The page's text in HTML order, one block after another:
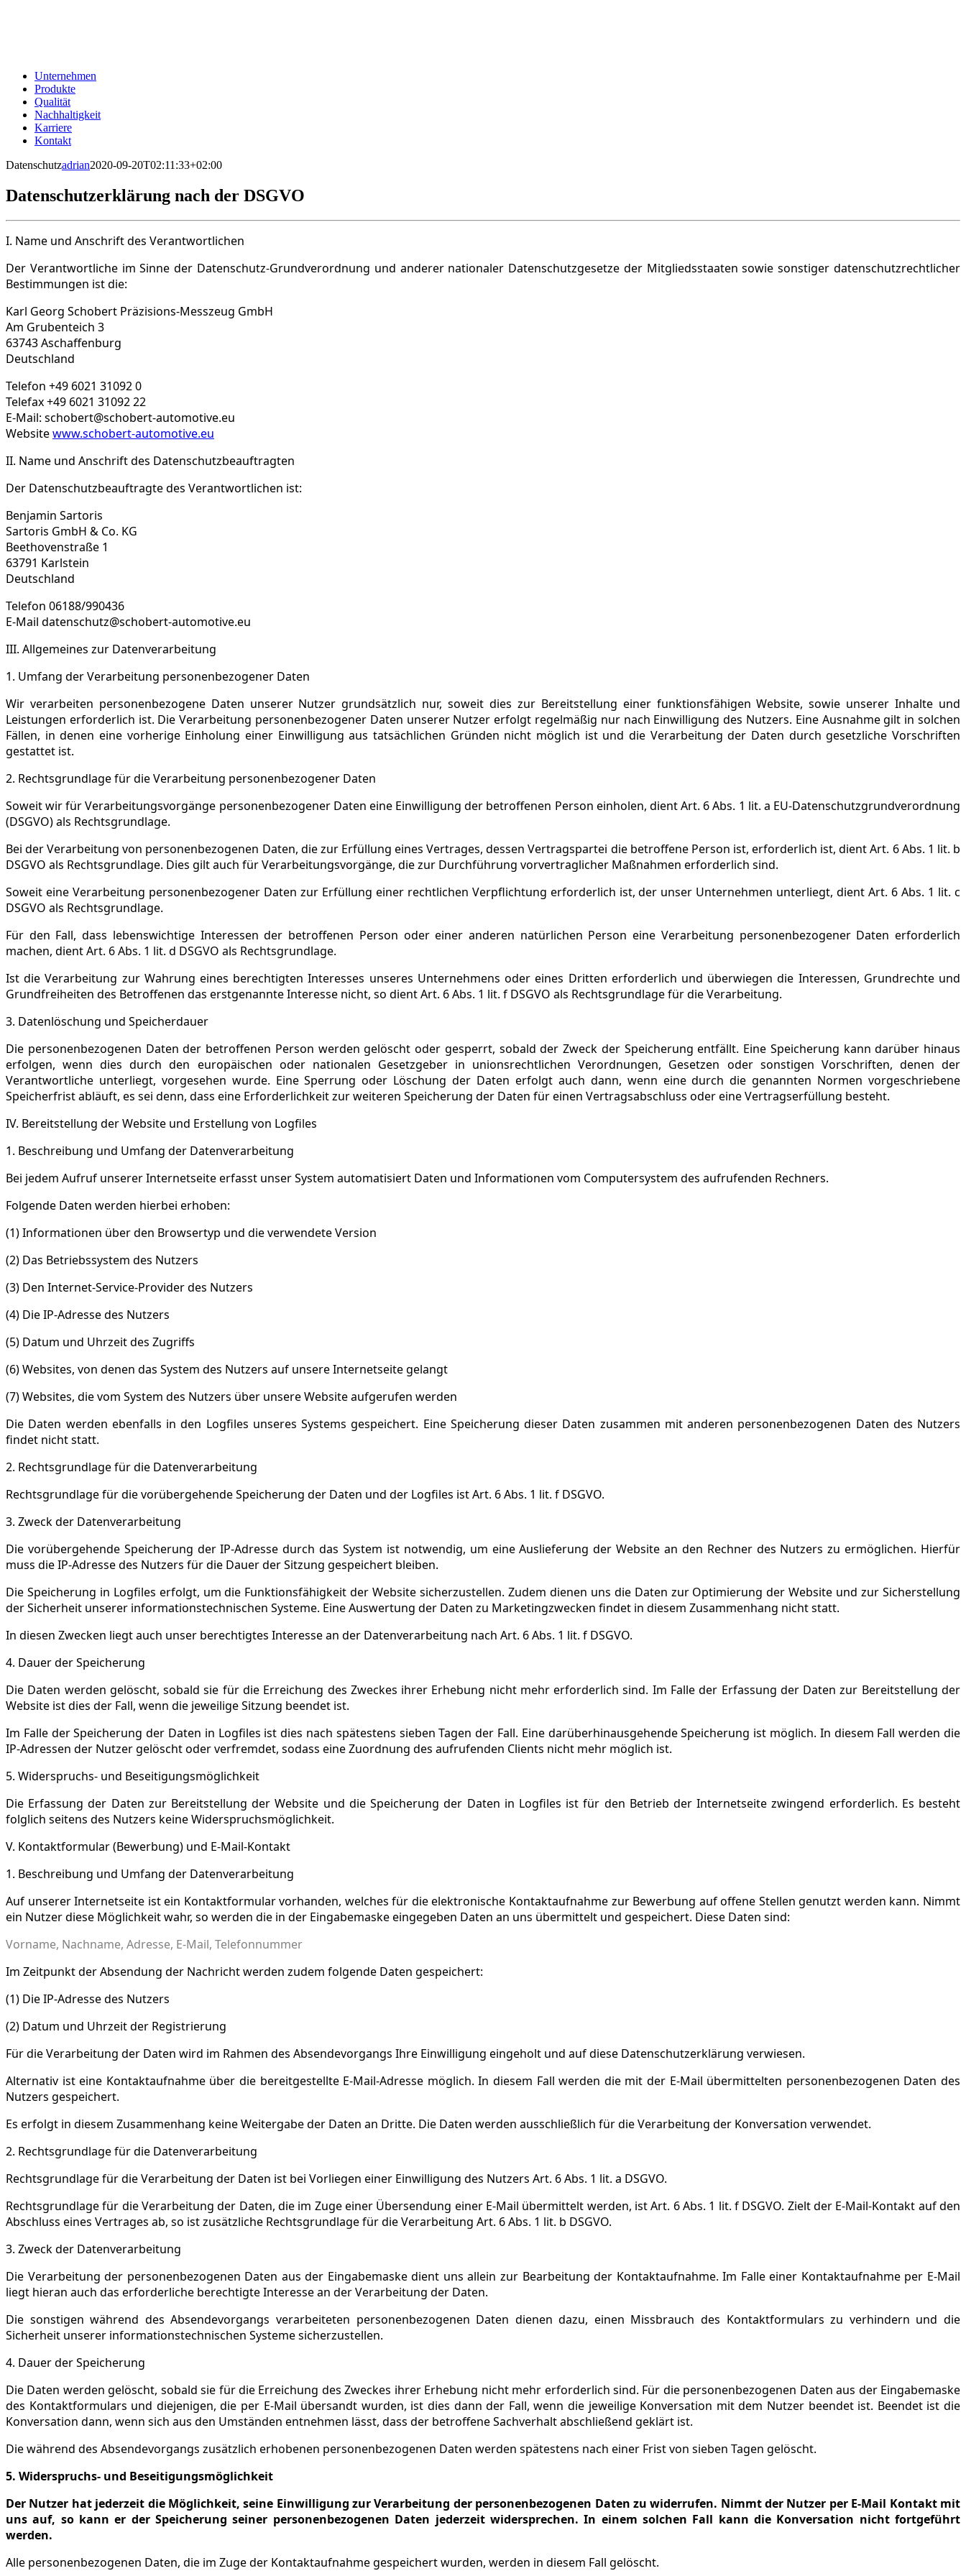
Unternehmen
Produkte
Qualität
Nachhaltigkeit
Karriere
Kontakt
Datenschutzadrian2020-09-20T02:11:33+02:00
Datenschutzerklärung nach der DSGVO
I. Name und Anschrift des Verantwortlichen
Der Verantwortliche im Sinne der Datenschutz-Grundverordnung und anderer nationaler Datenschutzgesetze der Mitgliedsstaaten sowie sonstiger datenschutzrechtlicher
Bestimmungen ist die:
Karl Georg Schobert Präzisions-Messzeug GmbH
Am Grubenteich 3
63743 Aschaffenburg
Deutschland
Telefon +49 6021 31092 0
Telefax +49 6021 31092 22
E-Mail: schobert@schobert-automotive.eu
Websitewww.schobert-automotive.eu
II. Name und Anschrift des Datenschutzbeauftragten
Der Datenschutzbeauftragte des Verantwortlichen ist:
Benjamin Sartoris
Sartoris GmbH & Co. KG
Beethovenstraße 1
63791 Karlstein
Deutschland
Telefon 06188/990436
E-Mail datenschutz@schobert-automotive.eu
III. Allgemeines zur Datenverarbeitung
1. Umfang der Verarbeitung personenbezogener Daten
Wir verarbeiten personenbezogene Daten unserer Nutzer grundsätzlich nur, soweit dies zur Bereitstellung einer funktionsfähigen Website, sowie unserer Inhalte und
Leistungen erforderlich ist. Die Verarbeitung personenbezogener Daten unserer Nutzer erfolgt regelmäßig nur nach Einwilligung des Nutzers. Eine Ausnahme gilt in solchen
Fällen, in denen eine vorherige Einholung einer Einwilligung aus tatsächlichen Gründen nicht möglich ist und die Verarbeitung der Daten durch gesetzliche Vorschriften
gestattet ist.
2. Rechtsgrundlage für die Verarbeitung personenbezogener Daten
Soweit wir für Verarbeitungsvorgänge personenbezogener Daten eine Einwilligung der betroffenen Person einholen, dient Art. 6 Abs. 1 lit. a EU-Datenschutzgrundverordnung
(DSGVO) als Rechtsgrundlage.
Bei der Verarbeitung von personenbezogenen Daten, die zur Erfüllung eines Vertrages, dessen Vertragspartei die betroffene Person ist, erforderlich ist, dient Art. 6 Abs. 1 lit. b
DSGVO als Rechtsgrundlage. Dies gilt auch für Verarbeitungsvorgänge, die zur Durchführung vorvertraglicher Maßnahmen erforderlich sind.
Soweit eine Verarbeitung personenbezogener Daten zur Erfüllung einer rechtlichen Verpflichtung erforderlich ist, der unser Unternehmen unterliegt, dient Art. 6 Abs. 1 lit. c
DSGVO als Rechtsgrundlage.
Für den Fall, dass lebenswichtige Interessen der betroffenen Person oder einer anderen natürlichen Person eine Verarbeitung personenbezogener Daten erforderlich
machen, dient Art. 6 Abs. 1 lit. d DSGVO als Rechtsgrundlage.
Ist die Verarbeitung zur Wahrung eines berechtigten Interesses unseres Unternehmens oder eines Dritten erforderlich und überwiegen die Interessen, Grundrechte und
Grundfreiheiten des Betroffenen das erstgenannte Interesse nicht, so dient Art. 6 Abs. 1 lit. f DSGVO als Rechtsgrundlage für die Verarbeitung.
3. Datenlöschung und Speicherdauer
Die personenbezogenen Daten der betroffenen Person werden gelöscht oder gesperrt, sobald der Zweck der Speicherung entfällt. Eine Speicherung kann darüber hinaus
erfolgen, wenn dies durch den europäischen oder nationalen Gesetzgeber in unionsrechtlichen Verordnungen, Gesetzen oder sonstigen Vorschriften, denen der
Verantwortliche unterliegt, vorgesehen wurde. Eine Sperrung oder Löschung der Daten erfolgt auch dann, wenn eine durch die genannten Normen vorgeschriebene
Speicherfrist abläuft, es sei denn, dass eine Erforderlichkeit zur weiteren Speicherung der Daten für einen Vertragsabschluss oder eine Vertragserfüllung besteht.
IV. Bereitstellung der Website und Erstellung von Logfiles
1. Beschreibung und Umfang der Datenverarbeitung
Bei jedem Aufruf unserer Internetseite erfasst unser System automatisiert Daten und Informationen vom Computersystem des aufrufenden Rechners.
Folgende Daten werden hierbei erhoben:
(1) Informationen über den Browsertyp und die verwendete Version
(2) Das Betriebssystem des Nutzers
(3) Den Internet-Service-Provider des Nutzers
(4) Die IP-Adresse des Nutzers
(5) Datum und Uhrzeit des Zugriffs
(6) Websites, von denen das System des Nutzers auf unsere Internetseite gelangt
(7) Websites, die vom System des Nutzers über unsere Website aufgerufen werden
Die Daten werden ebenfalls in den Logfiles unseres Systems gespeichert. Eine Speicherung dieser Daten zusammen mit anderen personenbezogenen Daten des Nutzers
findet nicht statt.
2. Rechtsgrundlage für die Datenverarbeitung
Rechtsgrundlage für die vorübergehende Speicherung der Daten und der Logfiles ist Art. 6 Abs. 1 lit. f DSGVO.
3. Zweck der Datenverarbeitung
Die vorübergehende Speicherung der IP-Adresse durch das System ist notwendig, um eine Auslieferung der Website an den Rechner des Nutzers zu ermöglichen. Hierfür
muss die IP-Adresse des Nutzers für die Dauer der Sitzung gespeichert bleiben.
Die Speicherung in Logfiles erfolgt, um die Funktionsfähigkeit der Website sicherzustellen. Zudem dienen uns die Daten zur Optimierung der Website und zur Sicherstellung
der Sicherheit unserer informationstechnischen Systeme. Eine Auswertung der Daten zu Marketingzwecken findet in diesem Zusammenhang nicht statt.
In diesen Zwecken liegt auch unser berechtigtes Interesse an der Datenverarbeitung nach Art. 6 Abs. 1 lit. f DSGVO.
4. Dauer der Speicherung
Die Daten werden gelöscht, sobald sie für die Erreichung des Zweckes ihrer Erhebung nicht mehr erforderlich sind. Im Falle der Erfassung der Daten zur Bereitstellung der
Website ist dies der Fall, wenn die jeweilige Sitzung beendet ist.
Im Falle der Speicherung der Daten in Logfiles ist dies nach spätestens sieben Tagen der Fall. Eine darüberhinausgehende Speicherung ist möglich. In diesem Fall werden die
IP-Adressen der Nutzer gelöscht oder verfremdet, sodass eine Zuordnung des aufrufenden Clients nicht mehr möglich ist.
5. Widerspruchs- und Beseitigungsmöglichkeit
Die Erfassung der Daten zur Bereitstellung der Website und die Speicherung der Daten in Logfiles ist für den Betrieb der Internetseite zwingend erforderlich. Es besteht
folglich seitens des Nutzers keine Widerspruchsmöglichkeit.
V. Kontaktformular (Bewerbung) und E-Mail-Kontakt
1. Beschreibung und Umfang der Datenverarbeitung
Auf unserer Internetseite ist ein Kontaktformular vorhanden, welches für die elektronische Kontaktaufnahme zur Bewerbung auf offene Stellen genutzt werden kann. Nimmt
ein Nutzer diese Möglichkeit wahr, so werden die in der Eingabemaske eingegeben Daten an uns übermittelt und gespeichert. Diese Daten sind:
Vorname, Nachname, Adresse, E-Mail, Telefonnummer
Im Zeitpunkt der Absendung der Nachricht werden zudem folgende Daten gespeichert:
(1) Die IP-Adresse des Nutzers
(2) Datum und Uhrzeit der Registrierung
Für die Verarbeitung der Daten wird im Rahmen des Absendevorgangs Ihre Einwilligung eingeholt und auf diese Datenschutzerklärung verwiesen.
Alternativ ist eine Kontaktaufnahme über die bereitgestellte E-Mail-Adresse möglich. In diesem Fall werden die mit der E-Mail übermittelten personenbezogenen Daten des
Nutzers gespeichert.
Es erfolgt in diesem Zusammenhang keine Weitergabe der Daten an Dritte. Die Daten werden ausschließlich für die Verarbeitung der Konversation verwendet.
2. Rechtsgrundlage für die Datenverarbeitung
Rechtsgrundlage für die Verarbeitung der Daten ist bei Vorliegen einer Einwilligung des Nutzers Art. 6 Abs. 1 lit. a DSGVO.
Rechtsgrundlage für die Verarbeitung der Daten, die im Zuge einer Übersendung einer E-Mail übermittelt werden, ist Art. 6 Abs. 1 lit. f DSGVO. Zielt der E-Mail-Kontakt auf den
Abschluss eines Vertrages ab, so ist zusätzliche Rechtsgrundlage für die Verarbeitung Art. 6 Abs. 1 lit. b DSGVO.
3. Zweck der Datenverarbeitung
Die Verarbeitung der personenbezogenen Daten aus der Eingabemaske dient uns allein zur Bearbeitung der Kontaktaufnahme. Im Falle einer Kontaktaufnahme per E-Mail
liegt hieran auch das erforderliche berechtigte Interesse an der Verarbeitung der Daten.
Die sonstigen während des Absendevorgangs verarbeiteten personenbezogenen Daten dienen dazu, einen Missbrauch des Kontaktformulars zu verhindern und die
Sicherheit unserer informationstechnischen Systeme sicherzustellen.
4. Dauer der Speicherung
Die Daten werden gelöscht, sobald sie für die Erreichung des Zweckes ihrer Erhebung nicht mehr erforderlich sind. Für die personenbezogenen Daten aus der Eingabemaske
des Kontaktformulars und diejenigen, die per E-Mail übersandt wurden, ist dies dann der Fall, wenn die jeweilige Konversation mit dem Nutzer beendet ist. Beendet ist die
Konversation dann, wenn sich aus den Umständen entnehmen lässt, dass der betroffene Sachverhalt abschließend geklärt ist.
Die während des Absendevorgangs zusätzlich erhobenen personenbezogenen Daten werden spätestens nach einer Frist von sieben Tagen gelöscht.
5. Widerspruchs- und Beseitigungsmöglichkeit
Der Nutzer hat jederzeit die Möglichkeit, seine Einwilligung zur Verarbeitung der personenbezogenen Daten zu widerrufen. Nimmt der Nutzer per E-Mail Kontakt mit
uns auf, so kann er der Speicherung seiner personenbezogenen Daten jederzeit widersprechen. In einem solchen Fall kann die Konversation nicht fortgeführt
werden.
Alle personenbezogenen Daten, die im Zuge der Kontaktaufnahme gespeichert wurden, werden in diesem Fall gelöscht.